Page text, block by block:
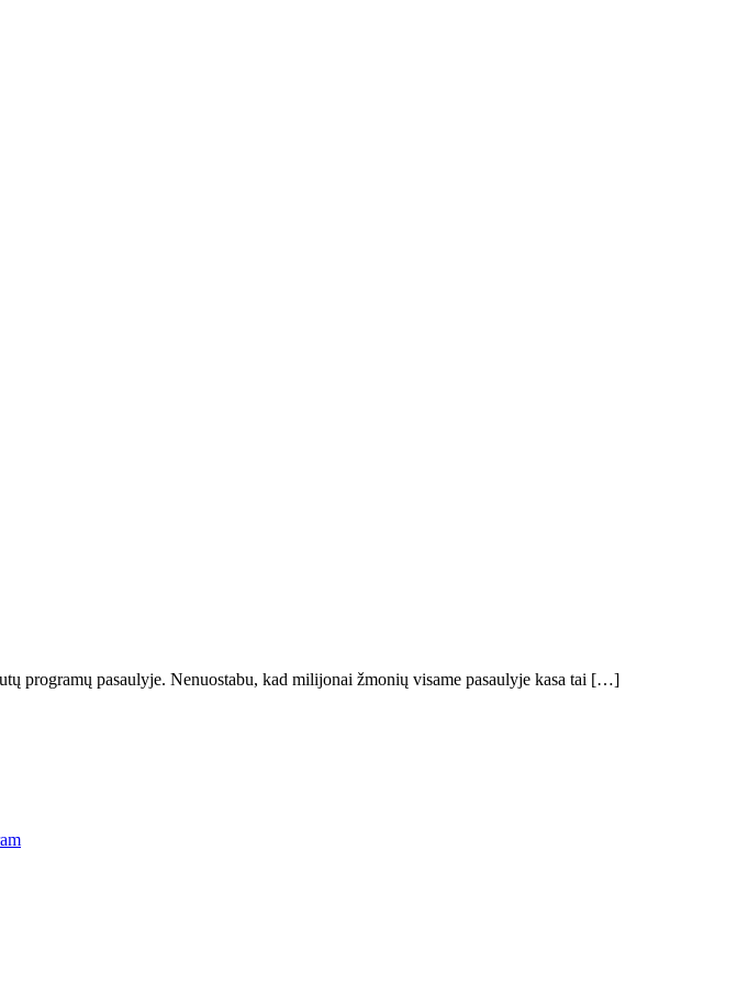
programų pasaulyje. Nenuostabu, kad milijonai žmonių visame pasaulyje kasa tai […]